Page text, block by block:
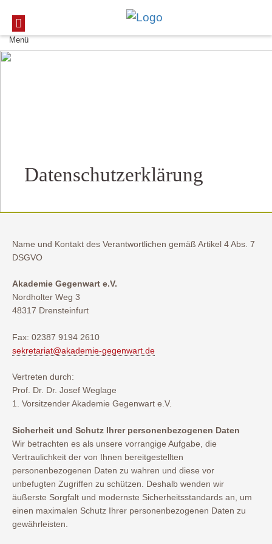
Menü
Datenschutzerklärung
Name und Kontakt des Verantwortlichen gemäß Artikel 4 Abs. 7
DSGVO
Akademie Gegenwart e.V.
Nordholter Weg 3
48317 Drensteinfurt
Fax: 02387 9194 2610
sekretariat@akademie-gegenwart.de
Vertreten durch:
Prof. Dr. Dr. Josef Weglage
1. Vorsitzender Akademie Gegenwart e.V.
Sicherheit und Schutz Ihrer personenbezogenen Daten
Wir betrachten es als unsere vorrangige Aufgabe, die
Vertraulichkeit der von Ihnen bereitgestellten
personenbezogenen Daten zu wahren und diese vor
unbefugten Zugriffen zu schützen. Deshalb wenden wir
äußerste Sorgfalt und modernste Sicherheitsstandards an, um
einen maximalen Schutz Ihrer personenbezogenen Daten zu
gewährleisten.